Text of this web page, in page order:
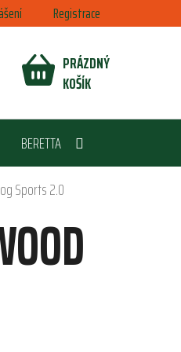
Registrace
NÁKUPNÍ
PRÁZDNÝ
KOŠÍK
BERETTA
Sports 2.0